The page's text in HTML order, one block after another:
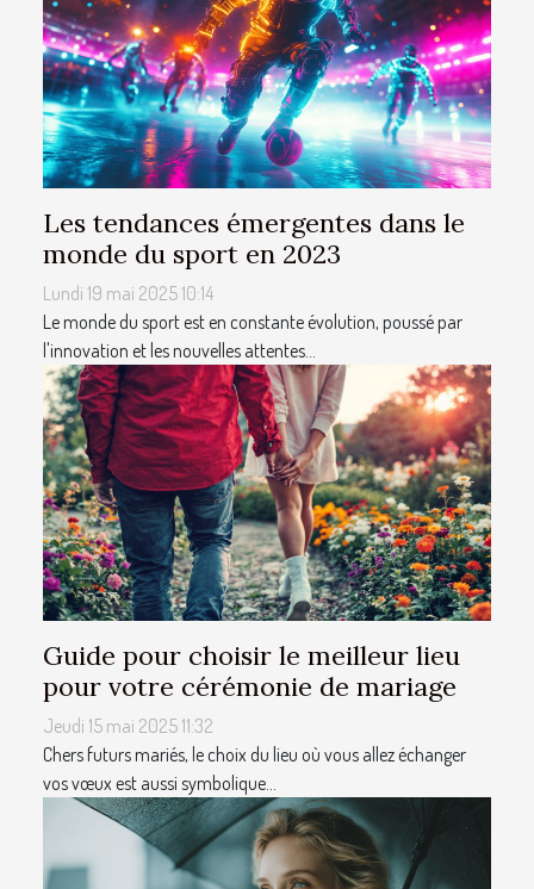
Les tendances émergentes dans le
monde du sport en 2023
Lundi 19 mai 2025 10:14
Le monde du sport est en constante évolution, poussé par
l'innovation et les nouvelles attentes...
Guide pour choisir le meilleur lieu
pour votre cérémonie de mariage
Jeudi 15 mai 2025 11:32
Chers futurs mariés, le choix du lieu où vous allez échanger
vos vœux est aussi symbolique...